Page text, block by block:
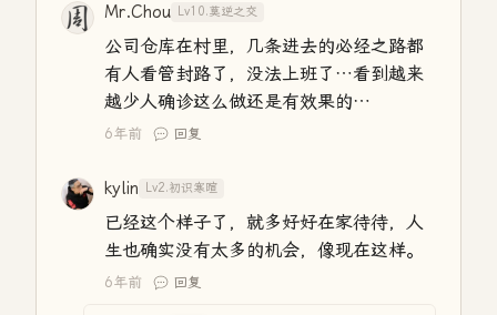
Mr.Chou Lv10.莫逆之交
公司仓库在村里，几条进去的必经之路都
有人看管封路了，没法上班了…看到越来
越少人确诊这么做还是有效果的…
6年前 回复
kylin Lv2.初识寒暄
已经这个样子了，就多好好在家待待，人
生也确实没有太多的机会，像现在这样。
6年前 回复